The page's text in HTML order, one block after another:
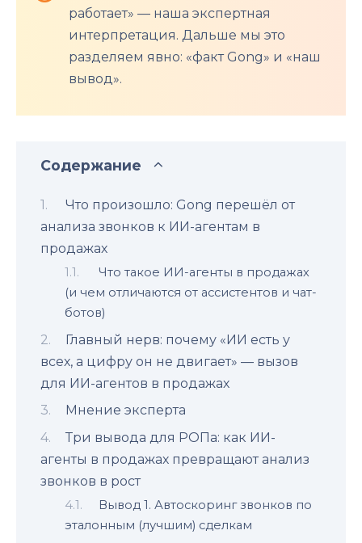
работает» — наша экспертная
интерпретация. Дальше мы это
разделяем явно: «факт Gong» и «наш
вывод».
Содержание
Что произошло: Gong перешёл от
анализа звонков к ИИ-агентам в
продажах
Что такое ИИ-агенты в продажах
(и чем отличаются от ассистентов и чат-
ботов)
Главный нерв: почему «ИИ есть у
всех, а цифру он не двигает» — вызов
для ИИ-агентов в продажах
Мнение эксперта
Три вывода для РОПа: как ИИ-
агенты в продажах превращают анализ
звонков в рост
Вывод 1. Автоскоринг звонков по
эталонным (лучшим) сделкам